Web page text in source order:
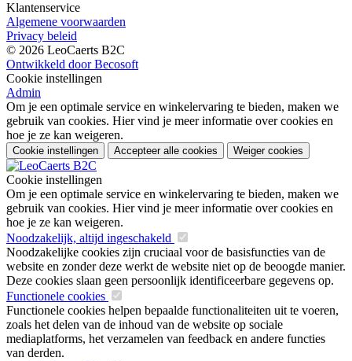
Klantenservice
Algemene voorwaarden
Privacy beleid
© 2026 LeoCaerts B2C
Ontwikkeld door Becosoft
Cookie instellingen
Admin
Om je een optimale service en winkelervaring te bieden, maken we
gebruik van cookies. Hier vind je meer informatie over cookies en
hoe je ze kan weigeren.
Cookie instellingen Accepteer alle cookies Weiger cookies
Cookie instellingen
Om je een optimale service en winkelervaring te bieden, maken we
gebruik van cookies. Hier vind je meer informatie over cookies en
hoe je ze kan weigeren.
Noodzakelijk, altijd ingeschakeld
Noodzakelijke cookies zijn cruciaal voor de basisfuncties van de
website en zonder deze werkt de website niet op de beoogde manier.
Deze cookies slaan geen persoonlijk identificeerbare gegevens op.
Functionele cookies
Functionele cookies helpen bepaalde functionaliteiten uit te voeren,
zoals het delen van de inhoud van de website op sociale
mediaplatforms, het verzamelen van feedback en andere functies
van derden.